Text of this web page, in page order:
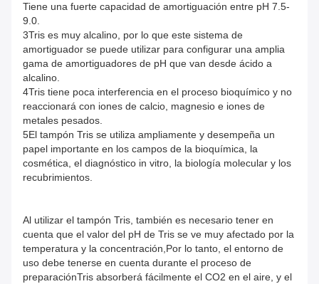
Tiene una fuerte capacidad de amortiguación entre pH 7.5-
9.0.
3Tris es muy alcalino, por lo que este sistema de
amortiguador se puede utilizar para configurar una amplia
gama de amortiguadores de pH que van desde ácido a
alcalino.
4Tris tiene poca interferencia en el proceso bioquímico y no
reaccionará con iones de calcio, magnesio e iones de
metales pesados.
5El tampón Tris se utiliza ampliamente y desempeña un
papel importante en los campos de la bioquímica, la
cosmética, el diagnóstico in vitro, la biología molecular y los
recubrimientos.
Al utilizar el tampón Tris, también es necesario tener en
cuenta que el valor del pH de Tris se ve muy afectado por la
temperatura y la concentración,Por lo tanto, el entorno de
uso debe tenerse en cuenta durante el proceso de
preparaciónTris absorberá fácilmente el CO2 en el aire, y el